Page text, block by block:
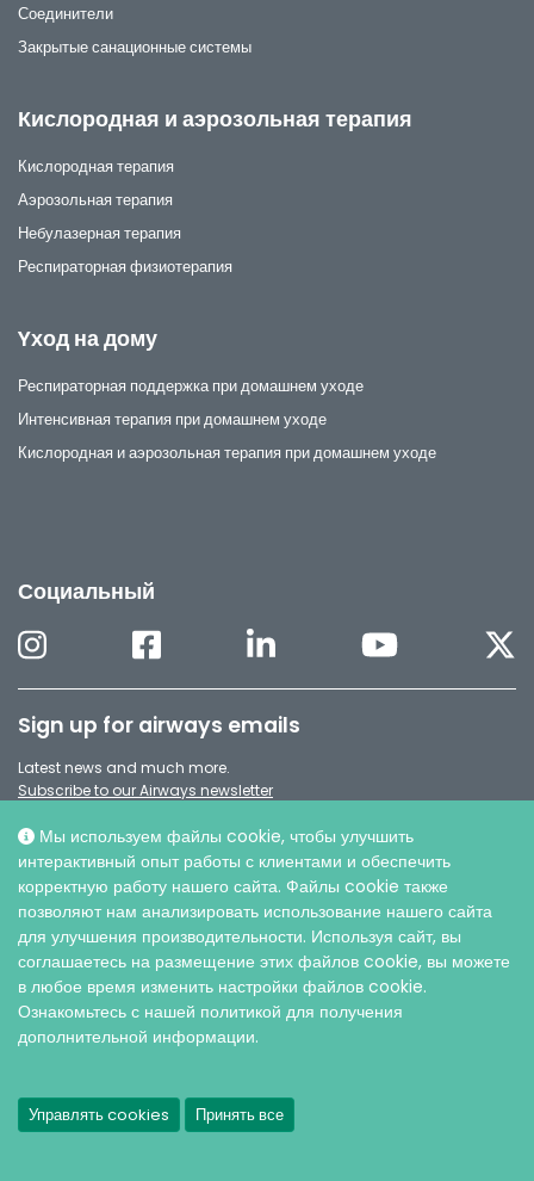
Мы используем файлы cookie, чтобы улучшить
интерактивный опыт работы с клиентами и обеспечить
корректную работу нашего сайта. Файлы cookie также
позволяют нам анализировать использование нашего сайта
для улучшения производительности. Используя сайт, вы
соглашаетесь на размещение этих файлов cookie, вы можете
в любое время изменить настройки файлов cookie.
Ознакомьтесь с нашей политикой для получения
дополнительной информации.
Управлять cookies Принять все
Соединители
Закрытые санационные системы
Кислородная и аэрозольная терапия
Кислородная терапия
Аэрозольная терапия
Небулазерная терапия
Респираторная физиотерапия
Yход на дому
Респираторная поддержка при домашнем уходе
Интенсивная терапия при домашнем уходе
Кислородная и аэрозольная терапия при домашнем уходе
Социальный
Sign up for airways emails
Latest news and much more.
Subscribe to our Airways newsletter
© AO ИНТЕРСЕДЖИКАЛ, 2026 |Защита персональных данных